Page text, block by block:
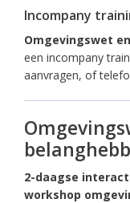
Incompany
Omgevingswet
een incompany
aanvragen, of
2-daagse
workshop